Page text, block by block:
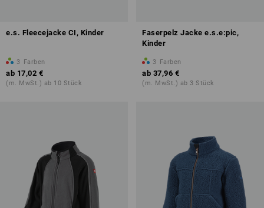
e.s. Fleecejacke CI, Kinder
3 Farben
ab 17,02 €
(m. MwSt.) ab 10 Stück
Faserpelz Jacke e.s.e:pic,
Kinder
3 Farben
ab 37,96 €
(m. MwSt.) ab 3 Stück